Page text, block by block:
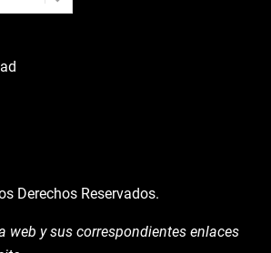
Derechos Reservados.
web y sus correspondientes enlaces